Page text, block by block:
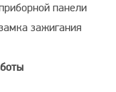
панели
зажигания